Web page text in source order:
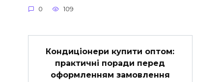
0 109
Кондиціонери купити оптом:
практичні поради перед
оформленням замовлення